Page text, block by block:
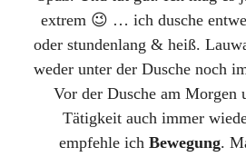
extrem 😉 … ich dusche
oder stundenlang & heiß.
weder unter der Dusche noch
Vor der Dusche am Morgen
Tätigkeit auch immer
empfehle ich Bewegung.